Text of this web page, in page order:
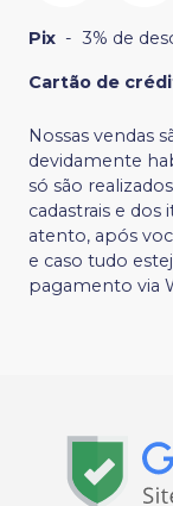
Pix - 3% de
Cartão de
Nossas vendas
devidamente
só são
cadastrais e
atento, após
e caso tudo
pagamento via